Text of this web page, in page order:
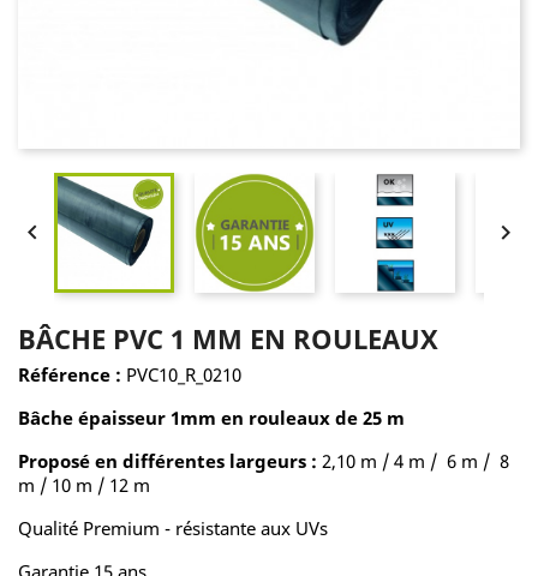
 
BÂCHE PVC 1 MM EN ROULEAUX
Référence : PVC10_R_0210
Bâche épaisseur 1mm en rouleaux de 25 m
Proposé en différentes largeurs : 2,10 m / 4 m / 6 m / 8
m / 10 m / 12 m
Qualité Premium - résistante aux UVs